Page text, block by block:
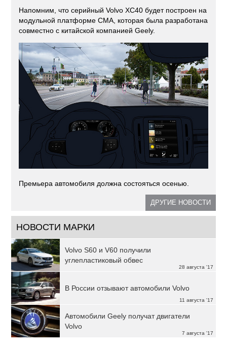
Напомним, что серийный Volvo XC40 будет построен на
модульной платформе CMA, которая была разработана
совместно с китайской компанией Geely.
Премьера автомобиля должна состояться осенью.
ДРУГИЕ НОВОСТИ
НОВОСТИ МАРКИ
28 августа '17
Volvo S60 и V60 получили
углепластиковый обвес
11 августа '17
В России отзывают автомобили Volvo
7 августа '17
Автомобили Geely получат двигатели
Volvo